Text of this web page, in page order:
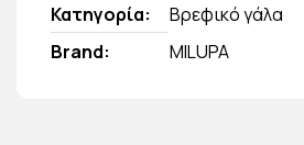
Κατηγορία
Βρεφικό γάλα
Brand
MILUPA